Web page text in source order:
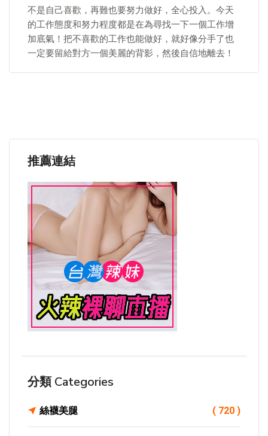
不是自己喜歡，再難也要努力做好，全心投入。今天
的工作態度和努力程度都是在為尋找一下一個工作增
加底氣！把不喜歡的工作也能做好，就好像分手了也
一定要留給對方一個美麗的背影，然後自信地離去！
推薦連結
分類 Categories
絲襪美腿 ( 720 )